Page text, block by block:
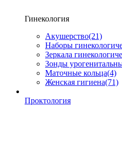
Гинекология
Акушерство(21)
Наборы
Зеркала
Зонды
Маточные кольца(4)
Женская гигиена(71)
Проктология